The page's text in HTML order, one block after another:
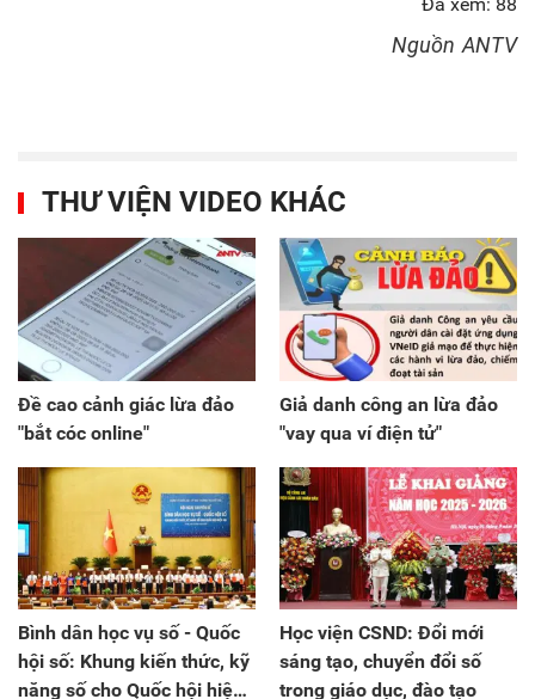
Nguồn ANTV
THƯ VIỆN VIDEO KHÁC
Đề cao cảnh giác lừa đảo
"bắt cóc online"
Giả danh công an lừa đảo
"vay qua ví điện tử"
Bình dân học vụ số - Quốc
hội số: Khung kiến thức, kỹ
năng số cho Quốc hội hiện
Học viện CSND: Đổi mới
sáng tạo, chuyển đổi số
trong giáo dục, đào tạo